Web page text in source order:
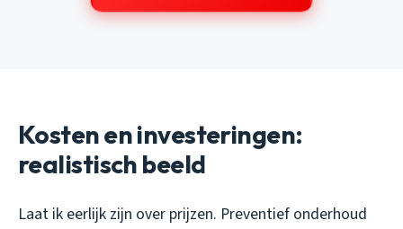
Kosten en investeringen:
realistisch beeld
Laat ik eerlijk zijn over prijzen. Preventief onderhoud